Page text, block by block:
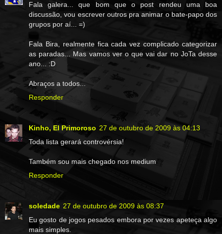
Fala galera... que bom que o post rendeu uma boa
discussão, vou escrever outros pra animar o bate-papo dos
grupos por aí... =)
Fala Bira, realmente fica cada vez complicado categorizar
as paradas... Mas vamos ver o que vai dar no JoTa desse
ano... :D
Abraços a todos...
Responder
Kinho, El Primoroso 27 de outubro de 2009 às 04:13
Toda lista gerará controvérsia!
Também sou mais chegado nos medium
Responder
soledade 27 de outubro de 2009 às 08:37
Eu gosto de jogos pesados embora por vezes apeteça algo
mais simples.